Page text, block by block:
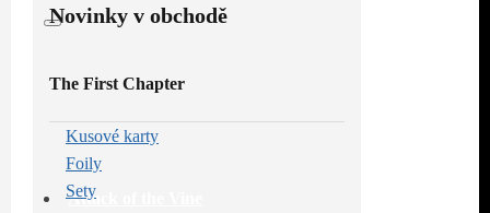
Attack of the Vine
Novinky v obchodě
The First Chapter
Kusové karty
Foily
Sety